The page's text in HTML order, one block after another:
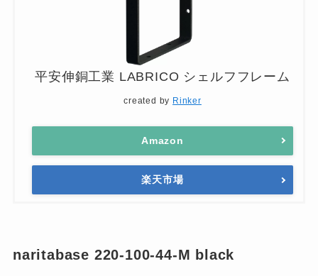
平安伸銅工業 LABRICO シェルフフレーム
created by Rinker
Amazon
楽天市場
naritabase 220-100-44-M black